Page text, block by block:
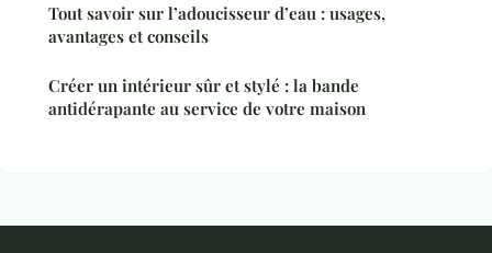
Tout savoir sur l’adoucisseur d’eau : usages,
avantages et conseils
Créer un intérieur sûr et stylé : la bande
antidérapante au service de votre maison